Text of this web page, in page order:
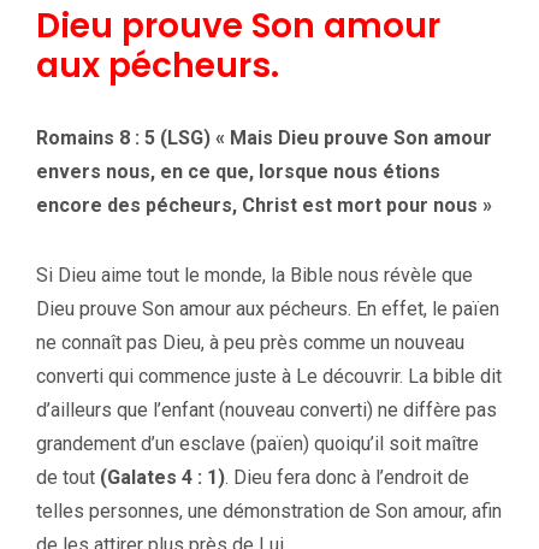
Dieu prouve Son amour
aux pécheurs.
Romains 8 : 5 (LSG) « Mais Dieu prouve Son amour
envers nous, en ce que, lorsque nous étions
encore des pécheurs, Christ est mort pour nous »
Si Dieu aime tout le monde, la Bible nous révèle que
Dieu prouve Son amour aux pécheurs. En effet, le païen
ne connaît pas Dieu, à peu près comme un nouveau
converti qui commence juste à Le découvrir. La bible dit
d’ailleurs que l’enfant (nouveau converti) ne diffère pas
grandement d’un esclave (païen) quoiqu’il soit maître
de tout (Galates 4 : 1). Dieu fera donc à l’endroit de
telles personnes, une démonstration de Son amour, afin
de les attirer plus près de Lui.